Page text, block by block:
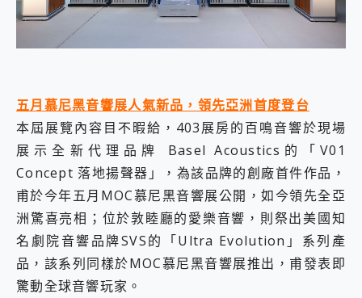
五月慕尼黑音響展人氣新品，領先亞洲首度登台
本屆展覽內容目不暇給，403展房的百鳴音響於現場
展示全新代理品牌 Basel Acoustics的「V01
Concept 落地揚聲器」，為該品牌的創廠首件作品，
甫於今年五月MOC慕尼黑音響展公開，如今領先全亞
洲驚喜亮相；位於敦睦廳的愛樂音響，則祭出美國知
名劇院音響品牌SVS的「Ultra Evolution」系列產
品，該系列同樣於MOC慕尼黑音響展推出，甫發表即
驚動全球音響玩家。